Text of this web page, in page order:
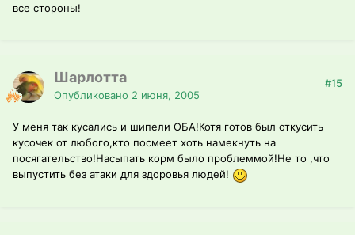
все стороны!
Шарлотта
Опубликовано 2 июня, 2005
#15
У меня так кусались и шипели ОБА!Котя готов был откусить
кусочек от любого,кто посмеет хоть намекнуть на
посягательство!Насыпать корм было проблеммой!Не то ,что
выпустить без атаки для здоровья людей!